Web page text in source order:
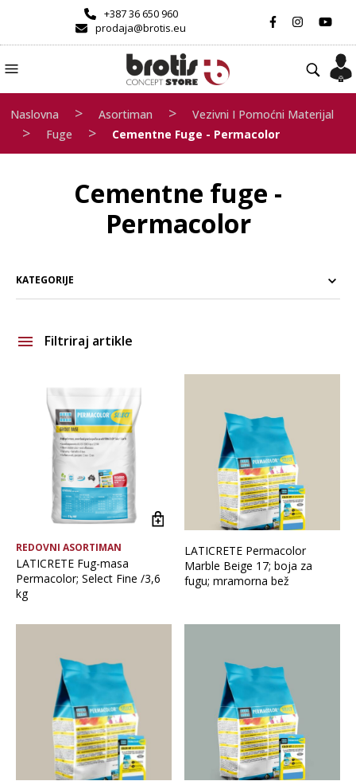
+387 36 650 960
prodaja@brotis.eu
Naslovna > Asortiman > Vezivni I Pomoćni Materijal
> Fuge > Cementne Fuge - Permacolor
Cementne fuge -
Permacolor
KATEGORIJE
Filtriraj artikle
Brand
Glavna boja
Vrsta asortimana
REDOVNI ASORTIMAN
LATICRETE Fug-masa
Permacolor; Select Fine /3,6
kg
LATICRETE Permacolor
Marble Beige 17; boja za
fugu; mramorna bež